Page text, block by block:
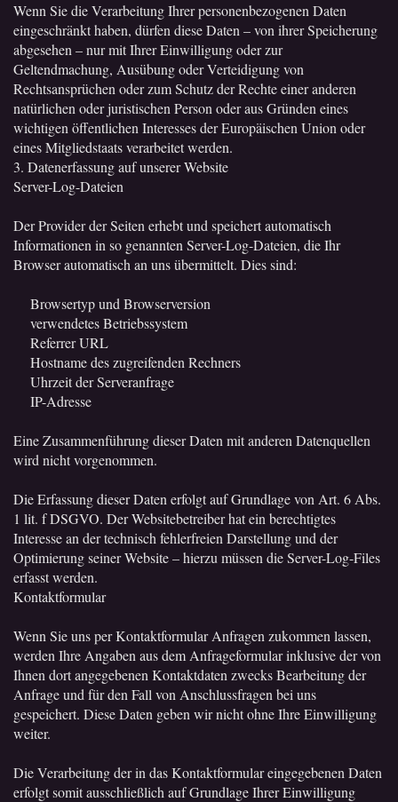
Wenn Sie die Verarbeitung Ihrer personenbezogenen Daten
eingeschränkt haben, dürfen diese Daten – von ihrer Speicherung
abgesehen – nur mit Ihrer Einwilligung oder zur
Geltendmachung, Ausübung oder Verteidigung von
Rechtsansprüchen oder zum Schutz der Rechte einer anderen
natürlichen oder juristischen Person oder aus Gründen eines
wichtigen öffentlichen Interesses der Europäischen Union oder
eines Mitgliedstaats verarbeitet werden.
3. Datenerfassung auf unserer Website
Server-Log-Dateien
Der Provider der Seiten erhebt und speichert automatisch
Informationen in so genannten Server-Log-Dateien, die Ihr
Browser automatisch an uns übermittelt. Dies sind:
Browsertyp und Browserversion
verwendetes Betriebssystem
Referrer URL
Hostname des zugreifenden Rechners
Uhrzeit der Serveranfrage
IP-Adresse
Eine Zusammenführung dieser Daten mit anderen Datenquellen
wird nicht vorgenommen.
Die Erfassung dieser Daten erfolgt auf Grundlage von Art. 6 Abs.
1 lit. f DSGVO. Der Websitebetreiber hat ein berechtigtes
Interesse an der technisch fehlerfreien Darstellung und der
Optimierung seiner Website – hierzu müssen die Server-Log-Files
erfasst werden.
Kontaktformular
Wenn Sie uns per Kontaktformular Anfragen zukommen lassen,
werden Ihre Angaben aus dem Anfrageformular inklusive der von
Ihnen dort angegebenen Kontaktdaten zwecks Bearbeitung der
Anfrage und für den Fall von Anschlussfragen bei uns
gespeichert. Diese Daten geben wir nicht ohne Ihre Einwilligung
weiter.
Die Verarbeitung der in das Kontaktformular eingegebenen Daten
erfolgt somit ausschließlich auf Grundlage Ihrer Einwilligung